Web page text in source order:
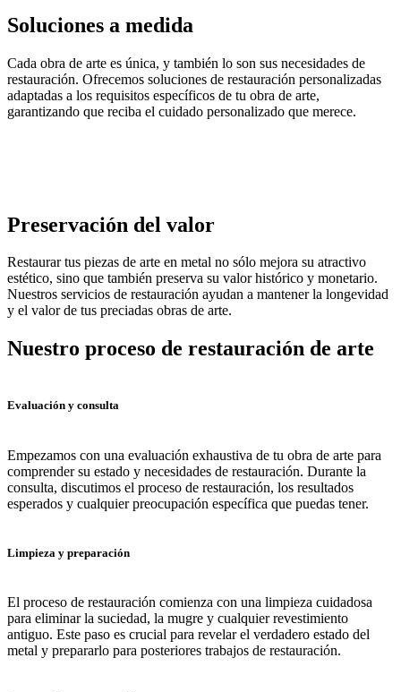
Soluciones a medida
Cada obra de arte es única, y también lo son sus necesidades de
restauración. Ofrecemos soluciones de restauración personalizadas
adaptadas a los requisitos específicos de tu obra de arte,
garantizando que reciba el cuidado personalizado que merece.
Preservación del valor
Restaurar tus piezas de arte en metal no sólo mejora su atractivo
estético, sino que también preserva su valor histórico y monetario.
Nuestros servicios de restauración ayudan a mantener la longevidad
y el valor de tus preciadas obras de arte.
Nuestro proceso de restauración de arte
Evaluación y consulta
Empezamos con una evaluación exhaustiva de tu obra de arte para
comprender su estado y necesidades de restauración. Durante la
consulta, discutimos el proceso de restauración, los resultados
esperados y cualquier preocupación específica que puedas tener.
Limpieza y preparación
El proceso de restauración comienza con una limpieza cuidadosa
para eliminar la suciedad, la mugre y cualquier revestimiento
antiguo. Este paso es crucial para revelar el verdadero estado del
metal y prepararlo para posteriores trabajos de restauración.